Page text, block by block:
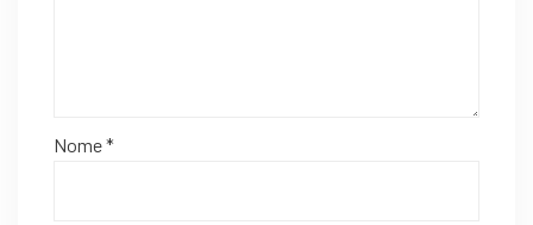
Nome*